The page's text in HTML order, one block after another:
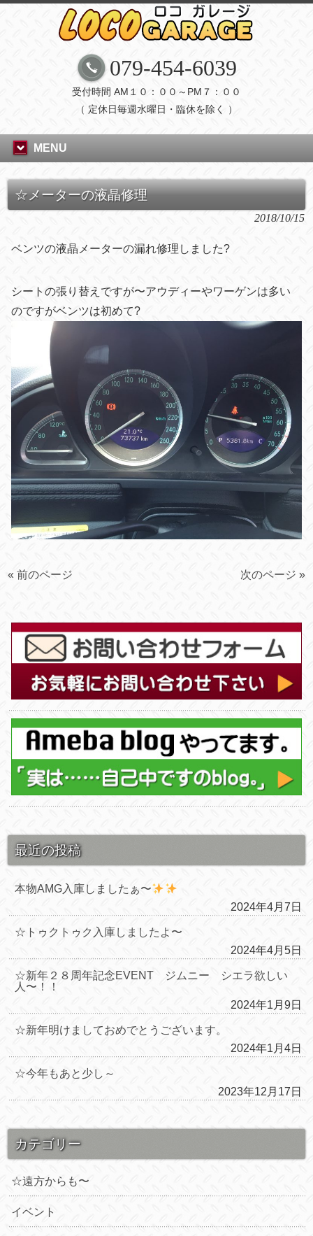
079-454-6039
受付時間 AM１０：００～PM７：００
（ 定休日毎週水曜日・臨休を除く ）
MENU
☆メーターの液晶修理
2018/10/15
ベンツの液晶メーターの漏れ修理しました?
シートの張り替えですが〜アウディーやワーゲンは多い
のですがベンツは初めて?
« 前のページ 次のページ »
最近の投稿
本物AMG入庫しましたぁ〜
2024年4月7日
☆トゥクトゥク入庫しましたよ〜
2024年4月5日
☆新年２８周年記念EVENT ジムニー シエラ欲しい
人〜！！
2024年1月9日
☆新年明けましておめでとうございます。
2024年1月4日
☆今年もあと少し～
2023年12月17日
カテゴリー
☆遠方からも〜
イベント